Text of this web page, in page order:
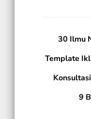
30 Ilmu
Template
9